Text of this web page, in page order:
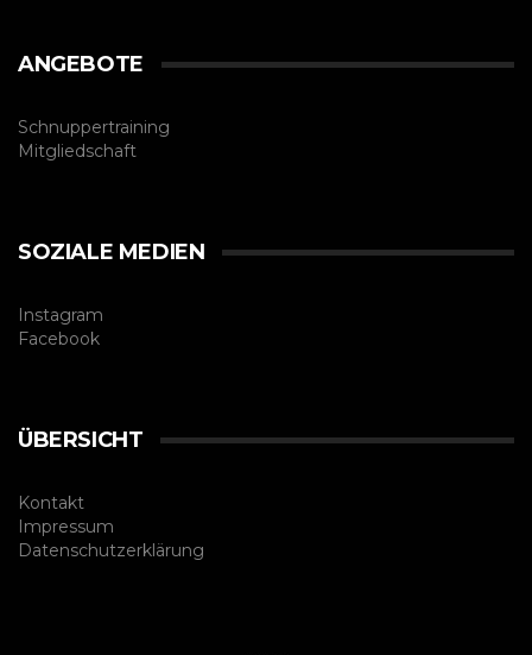
ANGEBOTE
Schnuppertraining
Mitgliedschaft
SOZIALE MEDIEN
Instagram
Facebook
ÜBERSICHT
Kontakt
Impressum
Datenschutzerklärung